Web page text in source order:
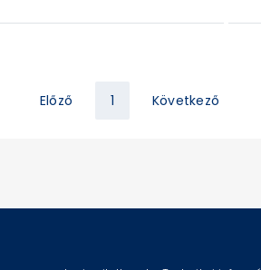
Előző 1 Következő